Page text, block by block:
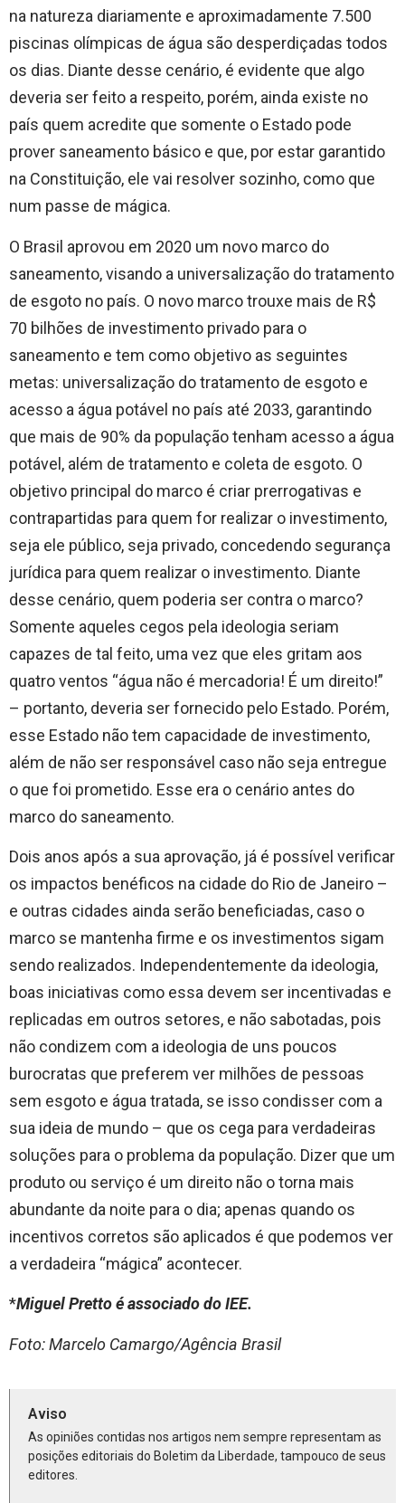
na natureza diariamente e aproximadamente 7.500
piscinas olímpicas de água são desperdiçadas todos
os dias. Diante desse cenário, é evidente que algo
deveria ser feito a respeito, porém, ainda existe no
país quem acredite que somente o Estado pode
prover saneamento básico e que, por estar garantido
na Constituição, ele vai resolver sozinho, como que
num passe de mágica.
O Brasil aprovou em 2020 um novo marco do
saneamento, visando a universalização do tratamento
de esgoto no país. O novo marco trouxe mais de R$
70 bilhões de investimento privado para o
saneamento e tem como objetivo as seguintes
metas: universalização do tratamento de esgoto e
acesso a água potável no país até 2033, garantindo
que mais de 90% da população tenham acesso a água
potável, além de tratamento e coleta de esgoto. O
objetivo principal do marco é criar prerrogativas e
contrapartidas para quem for realizar o investimento,
seja ele público, seja privado, concedendo segurança
jurídica para quem realizar o investimento. Diante
desse cenário, quem poderia ser contra o marco?
Somente aqueles cegos pela ideologia seriam
capazes de tal feito, uma vez que eles gritam aos
quatro ventos “água não é mercadoria! É um direito!”
– portanto, deveria ser fornecido pelo Estado. Porém,
esse Estado não tem capacidade de investimento,
além de não ser responsável caso não seja entregue
o que foi prometido. Esse era o cenário antes do
marco do saneamento.
Dois anos após a sua aprovação, já é possível verificar
os impactos benéficos na cidade do Rio de Janeiro –
e outras cidades ainda serão beneficiadas, caso o
marco se mantenha firme e os investimentos sigam
sendo realizados. Independentemente da ideologia,
boas iniciativas como essa devem ser incentivadas e
replicadas em outros setores, e não sabotadas, pois
não condizem com a ideologia de uns poucos
burocratas que preferem ver milhões de pessoas
sem esgoto e água tratada, se isso condisser com a
sua ideia de mundo – que os cega para verdadeiras
soluções para o problema da população. Dizer que um
produto ou serviço é um direito não o torna mais
abundante da noite para o dia; apenas quando os
incentivos corretos são aplicados é que podemos ver
a verdadeira “mágica” acontecer.
*Miguel Pretto é associado do IEE.
Foto: Marcelo Camargo/Agência Brasil
Aviso
As opiniões contidas nos artigos nem sempre representam as
posições editoriais do Boletim da Liberdade, tampouco de seus
editores.